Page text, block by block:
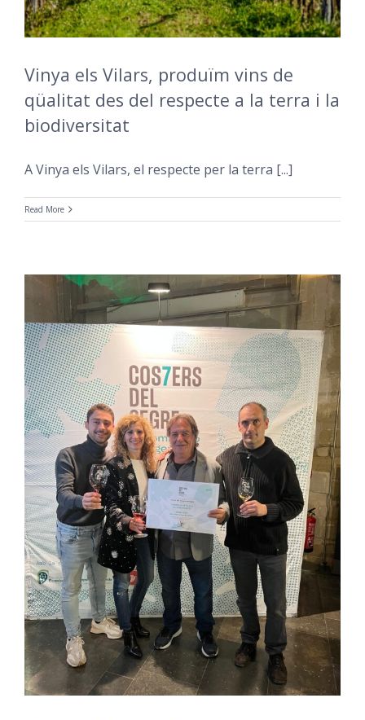
Vinya els Vilars, produïm vins de
qüalitat des del respecte a la terra i la
biodiversitat
A Vinya els Vilars, el respecte per la terra [...]
Read More